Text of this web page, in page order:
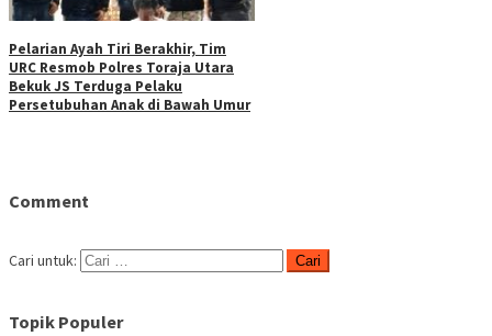
Pelarian Ayah Tiri Berakhir, Tim
URC Resmob Polres Toraja Utara
Bekuk JS Terduga Pelaku
Persetubuhan Anak di Bawah Umur
Comment
Cari untuk:
Topik Populer